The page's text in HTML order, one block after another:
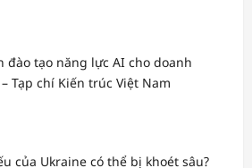
đào tạo năng lực AI cho doanh
Tạp chí Kiến trúc Việt Nam
của Ukraine có thể bị khoét sâu?